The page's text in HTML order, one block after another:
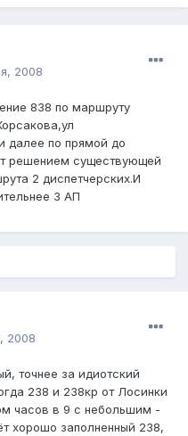
2008
838 по маршруту
далее по прямой до
решением существующей
2 диспетчерских.И
3 АП
2008
точнее за идиотский
238 и 238кр от Лосинки
часов в 9 с небольшим -
хорошо заполненный 238,